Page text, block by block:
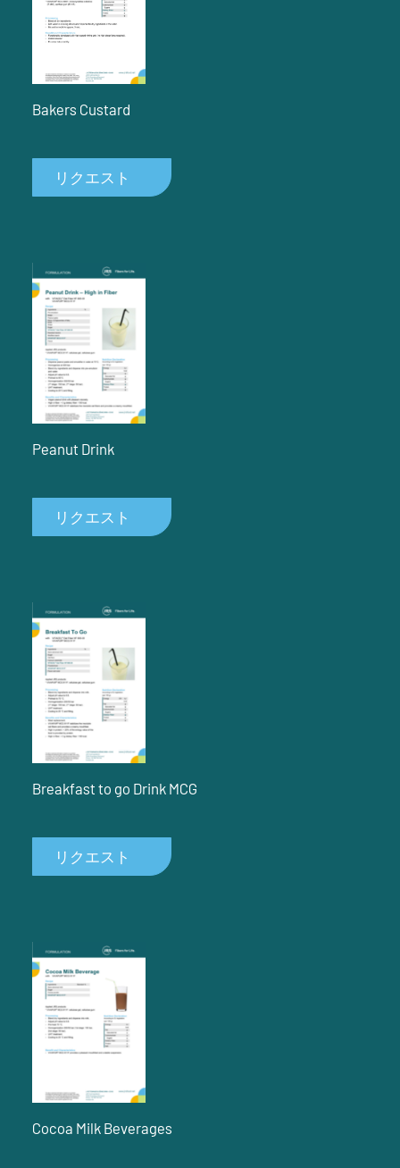
Bakers Custard
リクエスト
Peanut Drink
リクエスト
Breakfast to go Drink MCG
リクエスト
Cocoa Milk Beverages